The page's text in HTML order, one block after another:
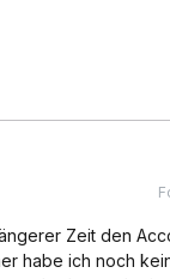
Zeit den
habe ich noch